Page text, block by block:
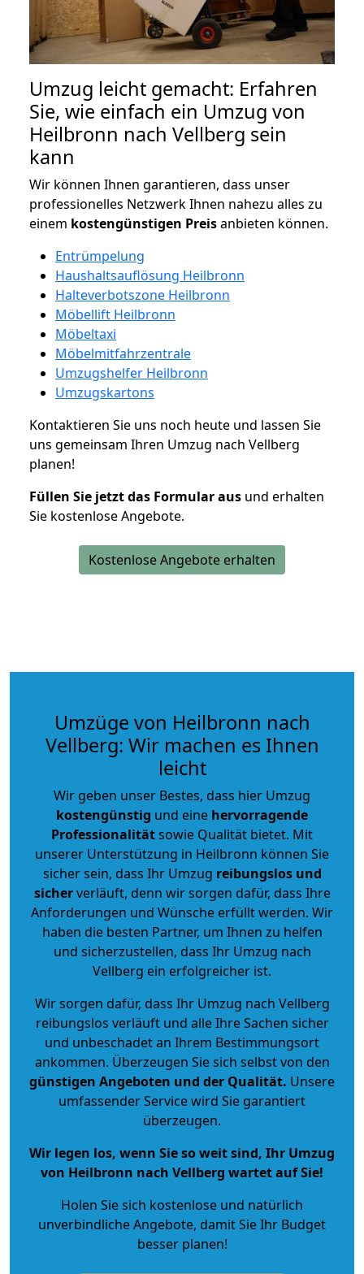
Umzug leicht gemacht: Erfahren
Sie, wie einfach ein Umzug von
Heilbronn nach Vellberg sein
kann
Wir können Ihnen garantieren, dass unser
professionelles Netzwerk Ihnen nahezu alles zu
einem kostengünstigen Preisanbieten können.
Entrümpelung
Haushaltsauflösung Heilbronn
Halteverbotszone Heilbronn
Möbellift Heilbronn
Möbeltaxi
Möbelmitfahrzentrale
Umzugshelfer Heilbronn
Umzugskartons
Kontaktieren Sie uns noch heute und lassen Sie
uns gemeinsam Ihren Umzug nach Vellberg
planen!
Füllen Sie jetzt das Formular aus und erhalten
Sie kostenlose Angebote.
Kostenlose Angebote erhalten
Umzüge von Heilbronn nach
Vellberg: Wir machen es Ihnen
leicht
Wir geben unser Bestes, dass hier Umzug
kostengünstig und eine hervorragende
Professionalitätsowie Qualität bietet. Mit
unserer Unterstützung in Heilbronn können Sie
sicher sein, dass Ihr Umzug reibungslos und
sicherverläuft, denn wir sorgen dafür, dass Ihre
Anforderungen und Wünsche erfüllt werden. Wir
haben die besten Partner, um Ihnen zu helfen
und sicherzustellen, dass Ihr Umzug nach
Vellberg ein erfolgreicher ist.
Wir sorgen dafür, dass Ihr Umzug nach Vellberg
reibungslos verläuft und alle Ihre Sachen sicher
und unbeschadet an Ihrem Bestimmungsort
ankommen. Überzeugen Sie sich selbst von den
günstigen Angeboten und der Qualität. Unsere
umfassender Service wird Sie garantiert
überzeugen.
Wir legen los, wenn Sie so weit sind, Ihr Umzug
von Heilbronn nach Vellberg wartet auf Sie!
Holen Sie sich kostenlose und natürlich
unverbindliche Angebote, damit Sie Ihr Budget
besser planen!